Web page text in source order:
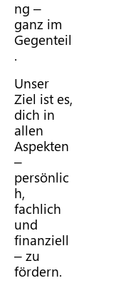
ng –
ganz im
Gegenteil
.
Unser
Ziel ist es,
dich in
allen
Aspekten
–
persönlic
h,
fachlich
und
finanziell
– zu
fördern.